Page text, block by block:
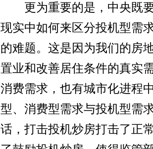
更为重要的是，中央既要
现实中如何来区分投机型需
的难题。这是因为我们的房
置业和改善居住条件的真实
消费需求，也有城市化进程
型、消费型需求与投机型需
话，打击投机炒房打击了正